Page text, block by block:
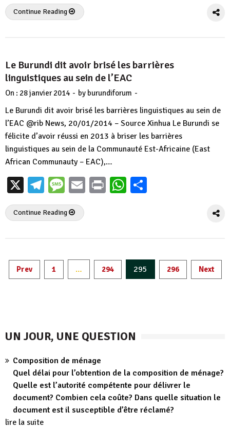
Continue Reading
Le Burundi dit avoir brisé les barrières
linguistiques au sein de l’EAC
On : 28 janvier 2014 - by burundiforum -
Le Burundi dit avoir brisé les barrières linguistiques au sein de
l’EAC @rib News, 20/01/2014 – Source Xinhua Le Burundi se
félicite d’avoir réussi en 2013 à briser les barrières
linguistiques au sein de la Communauté Est-Africaine (East
African Communauty – EAC),…
X Telegram
Message
EmailPrintWhatsApp
Continue Reading
Pagination
Prev 1 … 294 295 296 Next
UN JOUR, UNE QUESTION
Composition de ménage
Quel délai pour l’obtention de la composition de ménage?
Quelle est l’autorité compétente pour délivrer le
document? Combien cela coûte? Dans quelle situation le
document est il susceptible d’être réclamé?
lire la suite